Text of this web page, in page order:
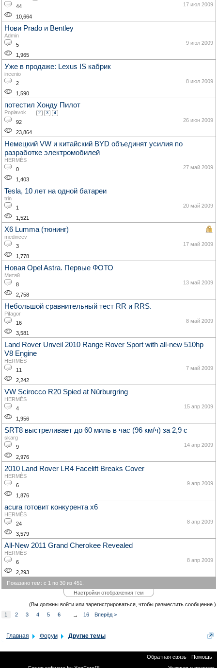
44
10,664
17 июл 2009
Нови Prado и Bentley
Admin
5
1,965
9 июл 2009
Уже в продаже: Lexus IS кабрик
incenio
2
1,590
8 июл 2009
потестил Хонду Пилот
Poplavok ... 2 3 4
92
23,864
26 июн 2009
Немецкий VW и китайский BYD объединят усилия по
разработке электромобилей
HERMÈS
0
1,403
27 май 2009
Tesla, 10 лет на одной батареи
trin
1
1,521
20 май 2009
X6 Lumma (тюнинг)
medincev
3
1,778
17 май 2009
Новая Opel Astra. Первые ФОТО
Митяй
8
2,758
13 май 2009
Небольшой сравнительный тест RR и RRS.
Pifagor
16
3,581
8 май 2009
Land Rover Unveil 2010 Range Rover Sport with all-new 510hp
V8 Engine
HERMÈS
11
2,242
7 май 2009
VW Scirocco R20 Spied at Nürburgring
HERMÈS
4
1,956
15 апр 2009
SRT8 выстреливает до 60 миль в час (96 км/ч) за 2,9 c
skarg
9
2,976
14 апр 2009
2010 Land Rover LR4 Facelift Breaks Cover
HERMÈS
6
1,876
9 апр 2009
acura готовит конкурента х6
HERMÈS
24
3,579
8 апр 2009
All-New 2011 Grand Cherokee Revealed
HERMÈS
6
2,293
8 апр 2009
Показано тем: с 1 по 30 из 451.
Настройки отображения тем
(Вы должны войти или зарегистрироваться, чтобы разместить сообщение.)
1
2 3 4 5 6 → 16 Вперёд >
Главная Форум Другие темы
Обратная связь
Помощь